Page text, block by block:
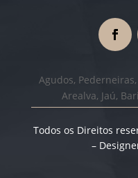
Agudos,
Arealva, Jaú,
Todos os Direitos
–